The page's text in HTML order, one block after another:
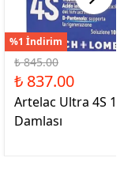
%1 İndirim
₺ 845.00
₺ 837.00
Artelac Ultra 4S
Damlası